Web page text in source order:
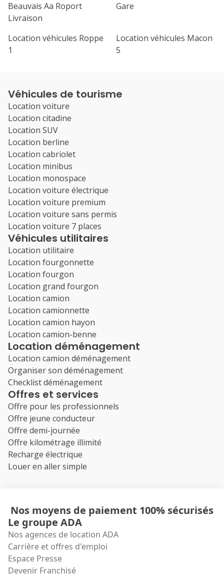
Beauvais Aa Roport
Livraison
Gare
Location véhicules Roppe
1
Location véhicules Macon
5
Véhicules de tourisme
Location voiture
Location citadine
Location SUV
Location berline
Location cabriolet
Location minibus
Location monospace
Location voiture électrique
Location voiture premium
Location voiture sans permis
Location voiture 7 places
Véhicules utilitaires
Location utilitaire
Location fourgonnette
Location fourgon
Location grand fourgon
Location camion
Location camionnette
Location camion hayon
Location camion-benne
Location déménagement
Location camion déménagement
Organiser son déménagement
Checklist déménagement
Offres et services
Offre pour les professionnels
Offre jeune conducteur
Offre demi-journée
Offre kilométrage illimité
Recharge électrique
Louer en aller simple
Nos moyens de paiement 100% sécurisés
Le groupe ADA
Nos agences de location ADA
Carrière et offres d'emploi
Espace Presse
Devenir Franchisé